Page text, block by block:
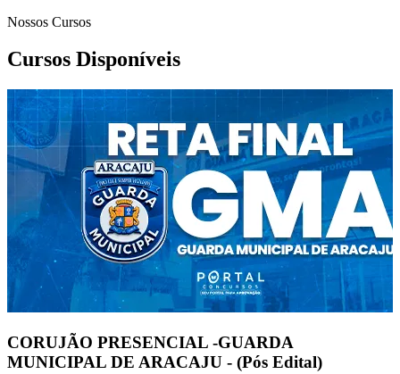
Nossos Cursos
Cursos Disponíveis
CORUJÃO PRESENCIAL -GUARDA
MUNICIPAL DE ARACAJU - (Pós Edital)